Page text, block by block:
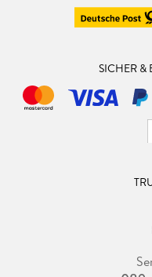
SICHER &